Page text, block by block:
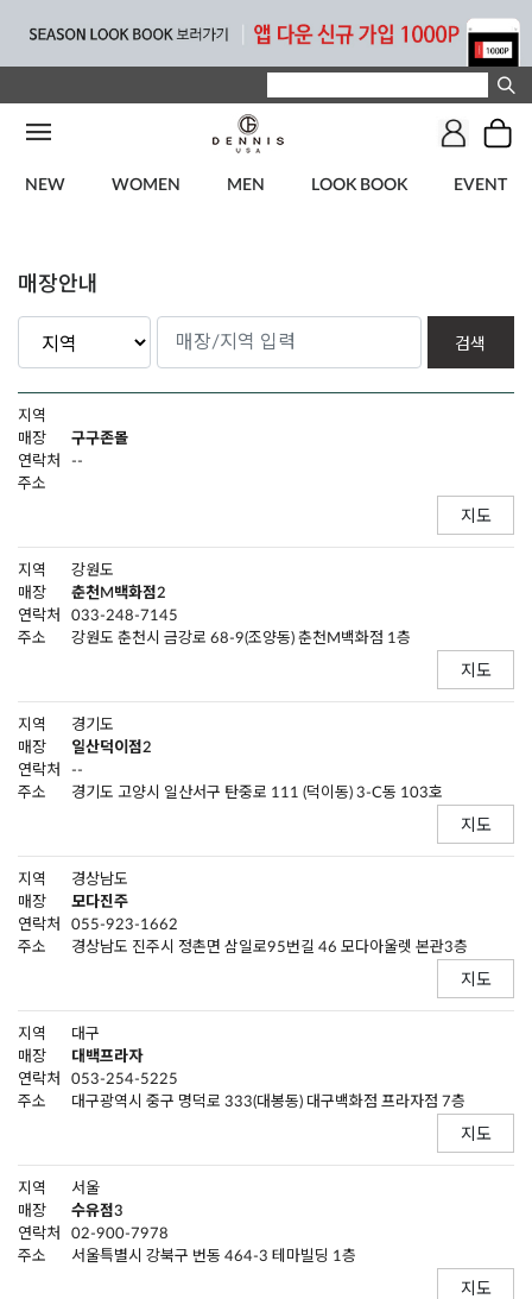
NEW WOMEN MEN LOOK BOOK EVENT
매장안내
검색
지역
매장
구구존몰
연락처
--
주소
지도
지역
강원도
매장
춘천M백화점2
연락처
033-248-7145
주소
강원도 춘천시 금강로 68-9(조양동) 춘천M백화점 1층
지도
지역
경기도
매장
일산덕이점2
연락처
--
주소
경기도 고양시 일산서구 탄중로 111 (덕이동) 3-C동 103호
지도
지역
경상남도
매장
모다진주
연락처
055-923-1662
주소
경상남도 진주시 정촌면 삼일로95번길 46 모다아울렛 본관3층
지도
지역
대구
매장
대백프라자
연락처
053-254-5225
주소
대구광역시 중구 명덕로 333(대봉동) 대구백화점 프라자점 7층
지도
지역
서울
매장
수유점3
연락처
02-900-7978
주소
서울특별시 강북구 번동 464-3 테마빌딩 1층
지도